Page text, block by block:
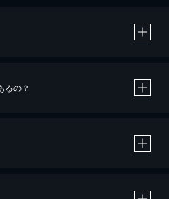
るの？